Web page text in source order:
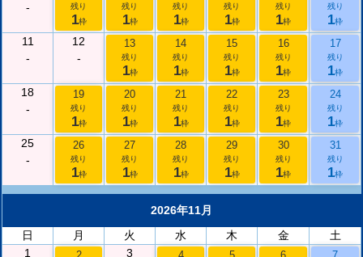
-
残り
1枠
残り
1枠
残り
1枠
残り
1枠
残り
1枠
残り
1枠
11
-
12
-
13
残り
1枠
14
残り
1枠
15
残り
1枠
16
残り
1枠
17
残り
1枠
18
-
19
残り
1枠
20
残り
1枠
21
残り
1枠
22
残り
1枠
23
残り
1枠
24
残り
1枠
25
-
26
残り
1枠
27
残り
1枠
28
残り
1枠
29
残り
1枠
30
残り
1枠
31
残り
1枠
2026年11月
日
月 火 水 木 金
土
1
3